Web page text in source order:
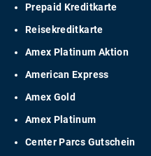
Prepaid Kreditkarte
Reisekreditkarte
Amex Platinum Aktion
American Express
Amex Gold
Amex Platinum
Center Parcs Gutschein